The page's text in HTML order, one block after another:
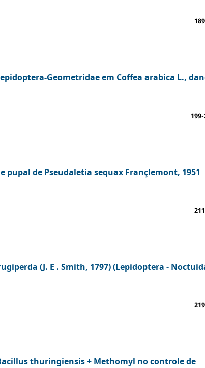
Geometridae em Coffea arabica L.,
de Pseudaletia sequax Françlemont, 1951
(J. E . Smith, 1797) (Lepidoptera -
thuringiensis + Methomyl no controle de